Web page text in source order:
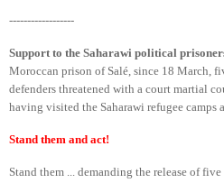
------------------
Support to the Saharawi political
Moroccan prison of Salé, since 18 March,
defenders threatened with a court martial
having visited the Saharawi refugee camps
Stand them and act!
Stand them ... demanding the release of